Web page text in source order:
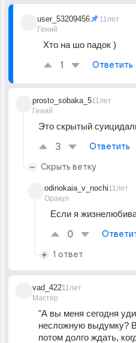
user_53209456
Гений
11лет
Хто на шо падок )
1 Ответить
prosto_sobaka_5
Гений
11лет
Это скрытый
3 Ответить
Скрыть ветку
odinokaia_v_nochi
Оракул
11лет
Если я
0
1 ответ
vad_422
Мастер
11лет
"А вы меня сегодня
несложную выдумку?
потом долго ждать,